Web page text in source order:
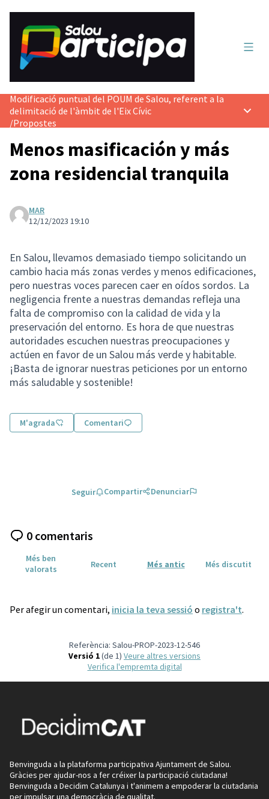
Modificació puntual del POUM de Salou, referent a la
delimitació de l'àmbit de l'Eix Cívic
/Propostes
Menos masificación y más
zona residencial tranquila
MAR
12/12/2023 19:10
En Salou, llevamos demasiado tiempo solicitando un
cambio hacia más zonas verdes y menos edificaciones,
pero nuestras voces parecen caer en oídos sordos. La
negligencia frente a nuestras demandas refleja una
falta de compromiso con la calidad de vida y la
preservación del entorno. Es hora de que nuestras
autoridades escuchen nuestras preocupaciones y
actúen en favor de un Salou más verde y habitable.
¡Basta de ignorar nuestras peticiones por un entorno
más saludable y sostenible!
M'agrada Comentari
Seguir Compartir Denunciar
0 comentaris
Més ben
valorats
Recent Més antic Més discutit
Per afegir un comentari, inicia la teva sessió o registra't.
Referència: Salou-PROP-2023-12-546
Versió 1(de 1)
veure altres versions
Verifica l'empremta digital
Benvinguda a la plataforma participativa Ajuntament de Salou.
Gràcies per ajudar-nos a fer créixer la participació ciutadana!
Benvinguda a Decidim Catalunya i t'animem a empoderar la ciutadania
per impulsar una democràcia de qualitat.